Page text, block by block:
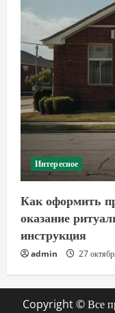
Интересное
Как оформить
оказание
инструкция
admin 27
Copyright © Все